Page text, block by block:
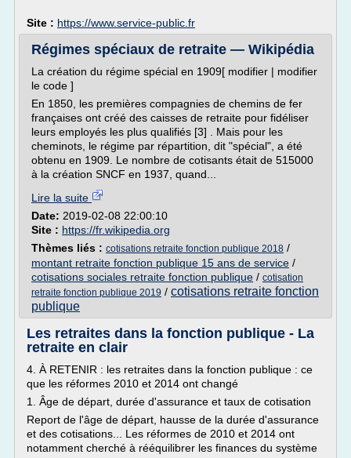
Site : https://www.service-public.fr
Régimes spéciaux de retraite — Wikipédia
La création du régime spécial en 1909[ modifier | modifier
le code ]
En 1850, les premières compagnies de chemins de fer
françaises ont créé des caisses de retraite pour fidéliser
leurs employés les plus qualifiés [3] . Mais pour les
cheminots, le régime par répartition, dit "spécial", a été
obtenu en 1909. Le nombre de cotisants était de 515000
à la création SNCF en 1937, quand...
Lire la suite
Date: 2019-02-08 22:00:10
Site : https://fr.wikipedia.org
Thèmes liés : cotisations retraite fonction publique 2018 /
montant retraite fonction publique 15 ans de service /
cotisations sociales retraite fonction publique / cotisation
retraite fonction publique 2019 / cotisations retraite fonction
publique
Les retraites dans la fonction publique - La
retraite en clair
4. À RETENIR : les retraites dans la fonction publique : ce
que les réformes 2010 et 2014 ont changé
1. Âge de départ, durée d'assurance et taux de cotisation
Report de l'âge de départ, hausse de la durée d'assurance
et des cotisations... Les réformes de 2010 et 2014 ont
notamment cherché à rééquilibrer les finances du système